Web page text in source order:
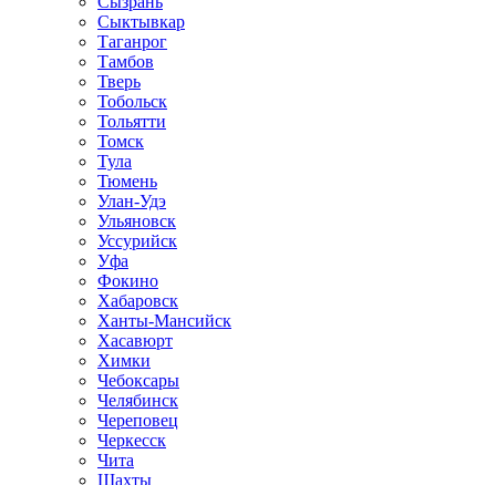
Сыктывкар
Таганрог
Тамбов
Тверь
Тобольск
Тольятти
Томск
Тула
Тюмень
Улан-Удэ
Ульяновск
Уссурийск
Уфа
Фокино
Хабаровск
Ханты-Мансийск
Хасавюрт
Химки
Чебоксары
Челябинск
Череповец
Черкесск
Чита
Шахты